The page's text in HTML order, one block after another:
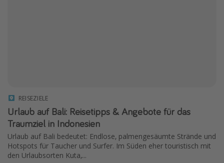
REISEZIELE
Urlaub auf Bali: Reisetipps & Angebote für das
Traumziel in Indonesien
Urlaub auf Bali bedeutet: Endlose, palmengesäumte Strände und
Hotspots für Taucher und Surfer. Im Süden eher touristisch mit
den Urlaubsorten Kuta,...